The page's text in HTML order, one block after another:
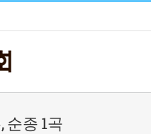
순종 1곡